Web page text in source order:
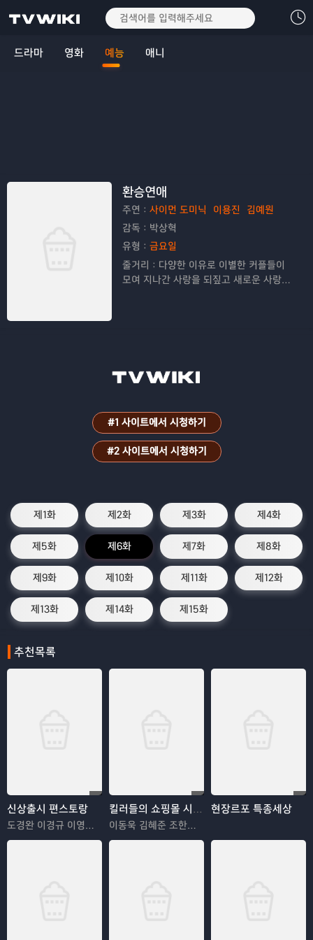
드라마 영화 예능 애니
환승연애
주연： 사이먼 도미닉 이용진
김예원
감독： 박상혁
유형： 금요일
줄거리： 다양한 이유로 이별한 커플들이
모여 지나간 사랑을 되짚고 새로운 사랑을
#1 사이트에서 시청하기
#2 사이트에서 시청하기
제1화 제2화 제3화 제4화
제5화 제6화 제7화 제8화
제9화 제10화 제11화 제12화
제13화 제14화 제15화
추천목록
신상출시 편스토랑
도경완 이경규 이영자 정혜영
킬러들의 쇼핑몰 시즌2
이동욱 김혜준 조한선 김해나
현장르포 특종세상